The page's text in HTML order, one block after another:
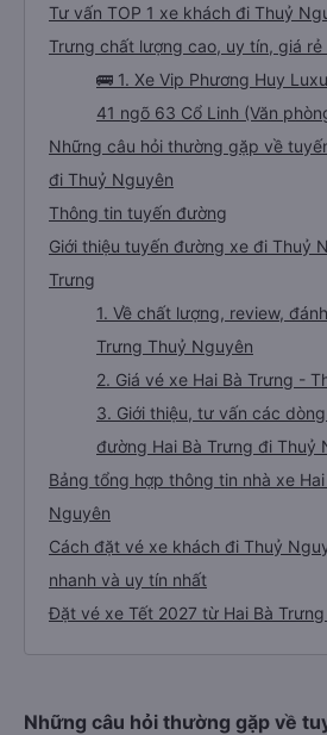
Tư vấn TOP 1 xe khách đi Thuỷ
Trưng chất lượng cao, uy tín, giá
🚌 1. Xe Vip Phương Huy
41 ngõ 63 Cổ Linh (Văn
Những câu hỏi thường gặp về
đi Thuỷ Nguyên
Thông tin tuyến đường
Giới thiệu tuyến đường xe đi Thuỷ
Trưng
1. Về chất lượng, review,
Trưng Thuỷ Nguyên
2. Giá vé xe Hai Bà Trưng -
3. Giới thiệu, tư vấn các
đường Hai Bà Trưng đi Thuỷ
Bảng tổng hợp thông tin nhà xe
Nguyên
Cách đặt vé xe khách đi Thuỷ
nhanh và uy tín nhất
Đặt vé xe Tết 2027 từ Hai Bà
Những câu hỏi thường gặp về